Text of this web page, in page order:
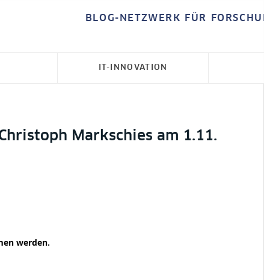
BLOG-NETZWERK FÜR
IT-INNOVATION
Markschies am 1.11.
werden.